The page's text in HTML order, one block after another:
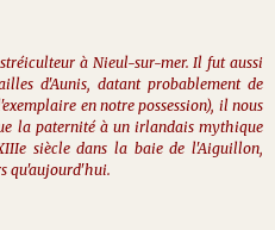
à Nieul-sur-mer. Il fut aussi
d'Aunis, datant probablement de
en notre possession), il nous
la paternité à un irlandais mythique
siècle dans la baie de l'Aiguillon,
qu'aujourd'hui.